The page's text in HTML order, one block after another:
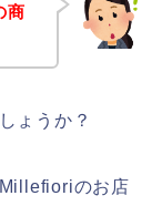
商
ょうか？
のお店